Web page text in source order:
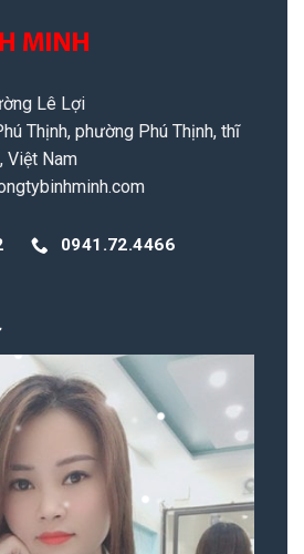
Lê Lợi
Thịnh, phường Phú Thịnh, thĩ
Việt Nam
0941.72.4466